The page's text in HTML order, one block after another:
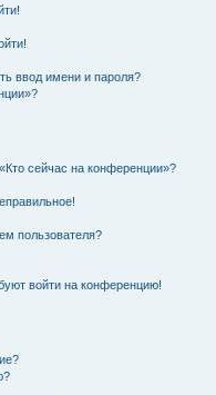
ввод имени и пароля?
сейчас на конференции»?
пользователя?
войти на конференцию!